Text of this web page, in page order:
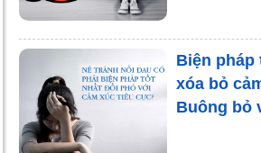
Biện pháp
xóa bỏ
Buông bỏ